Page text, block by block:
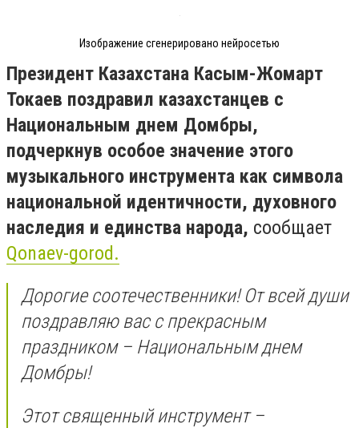
Изображение сгенерировано нейросетью
Президент Казахстана Касым-Жомарт
Токаев поздравил казахстанцев с
Национальным днем Домбры,
подчеркнув особое значение этого
музыкального инструмента как символа
национальной идентичности, духовного
наследия и единства народа, сообщает
Qonaev-gorod.
Дорогие соотечественники! От всей души
поздравляю вас с прекрасным
праздником – Национальным днем
Домбры!
Этот священный инструмент –